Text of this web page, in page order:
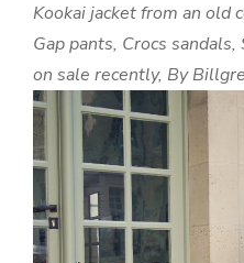
Kookai jacket from an old
Gap pants, Crocs
on sale recently, By